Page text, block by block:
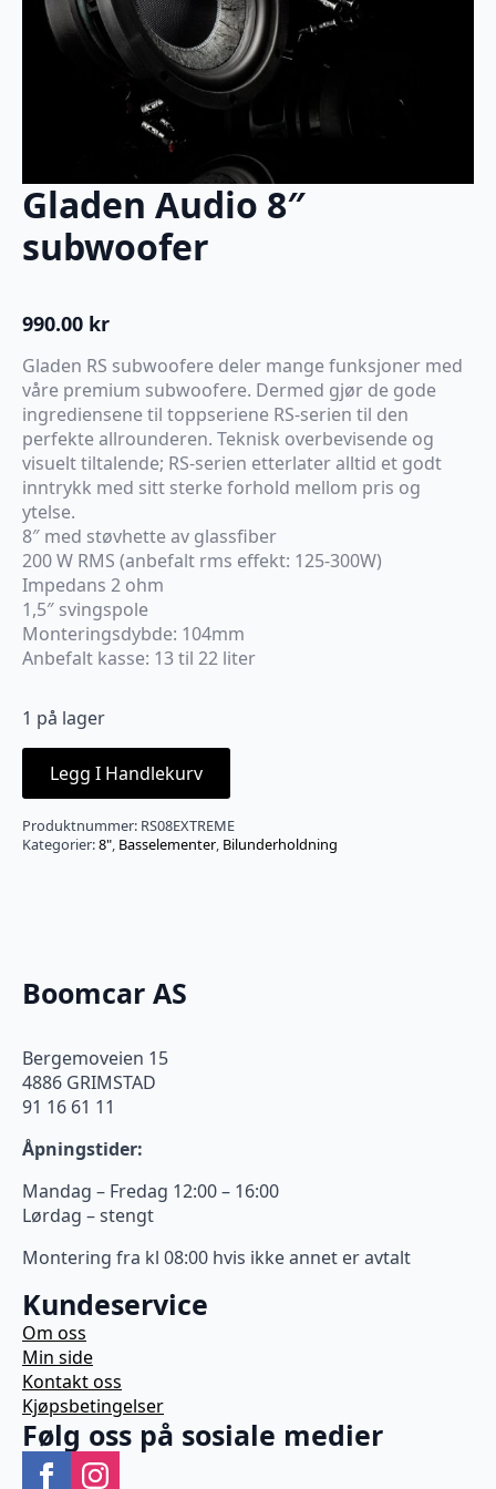
Gladen Audio 8″
subwoofer
990.00 kr
Gladen RS subwoofere deler mange funksjoner med
våre premium subwoofere. Dermed gjør de gode
ingrediensene til toppseriene RS-serien til den
perfekte allrounderen. Teknisk overbevisende og
visuelt tiltalende; RS-serien etterlater alltid et godt
inntrykk med sitt sterke forhold mellom pris og
ytelse.
8″ med støvhette av glassfiber
200 W RMS (anbefalt rms effekt: 125-300W)
Impedans 2 ohm
1,5″ svingspole
Monteringsdybde: 104mm
Anbefalt kasse: 13 til 22 liter
1 på lager
Legg I Handlekurv
Produktnummer: RS08EXTREME
Kategorier:8", Basselementer, Bilunderholdning
Boomcar AS
Bergemoveien 15
4886 GRIMSTAD
91 16 61 11
Åpningstider:
Mandag – Fredag 12:00 – 16:00
Lørdag – stengt
Montering fra kl 08:00 hvis ikke annet er avtalt
Kundeservice
Om oss
Min side
Kontakt oss
Kjøpsbetingelser
Følg oss på sosiale medier